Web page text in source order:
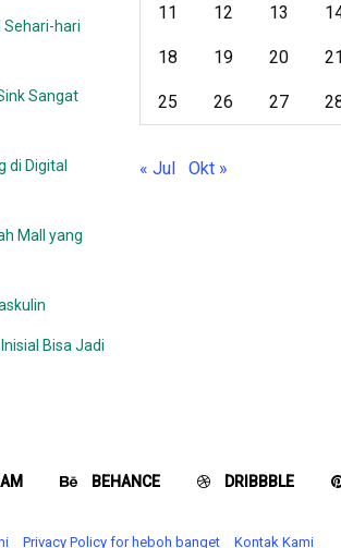
hari
Sangat
di Digital
Mall yang
Bisa Jadi
11 12 13
18 19 20 21
25 26 27
« Jul Okt »
BEHANCE DRIBBBLE
Privacy Policy for heboh banget Kontak Kami